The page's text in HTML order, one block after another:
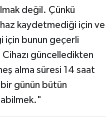
değil. Çünkü
kaydetmediği için ve
için bunun geçerli
Cihazı güncelledikten
alma süresi 14 saat
günün bütün